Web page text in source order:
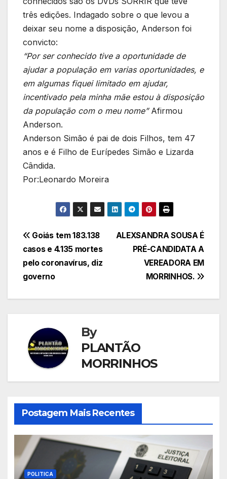
três edições. Indagado sobre o que levou a
deixar seu nome a disposição, Anderson foi
convicto:
“Por ser conhecido tive a oportunidade de
ajudar a população em varias oportunidades, e
em algumas fiquei limitado em ajudar,
incentivado pela minha mãe estou à disposição
da população com o meu nome”Afirmou
Anderson.
Anderson Simão é pai de dois Filhos, tem 47
anos e é Filho de Eurípedes Simão e Lizarda
Cândida.
Por:Leonardo Moreira
Navegação
de
Post
ALEXSANDRA SOUSA É
PRÉ-CANDIDATA A
VEREADORA EM
MORRINHOS.
Goiás tem 183.138
casos e 4.135 mortes
pelo coronavírus, diz
governo
By
PLANTÃO
MORRINHOS
Postagem Mais Recentes
POLITICA